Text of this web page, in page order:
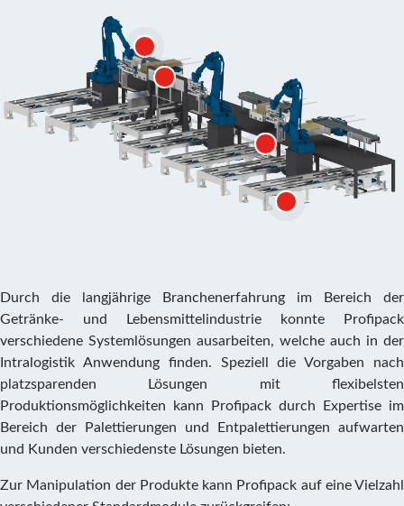
Durch die langjährige Branchenerfahrung im Bereich der
Getränke- und Lebensmittelindustrie konnte Profipack
verschiedene Systemlösungen ausarbeiten, welche auch in der
Intralogistik Anwendung finden. Speziell die Vorgaben nach
platzsparenden Lösungen mit flexibelsten
Produktionsmöglichkeiten kann Profipack durch Expertise im
Bereich der Palettierungen und Entpalettierungen aufwarten
und Kunden verschiedenste Lösungen bieten.
Zur Manipulation der Produkte kann Profipack auf eine Vielzahl